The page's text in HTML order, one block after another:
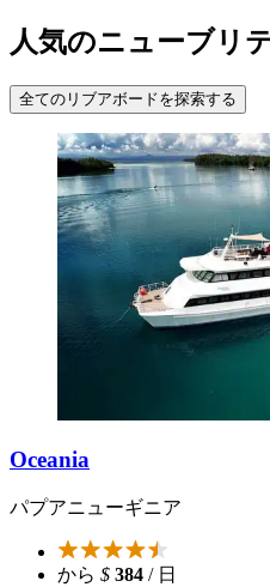
人気のニューブリ
全てのリブアボードを探索する
Oceania
パプアニューギニア
から $ 384 / 日